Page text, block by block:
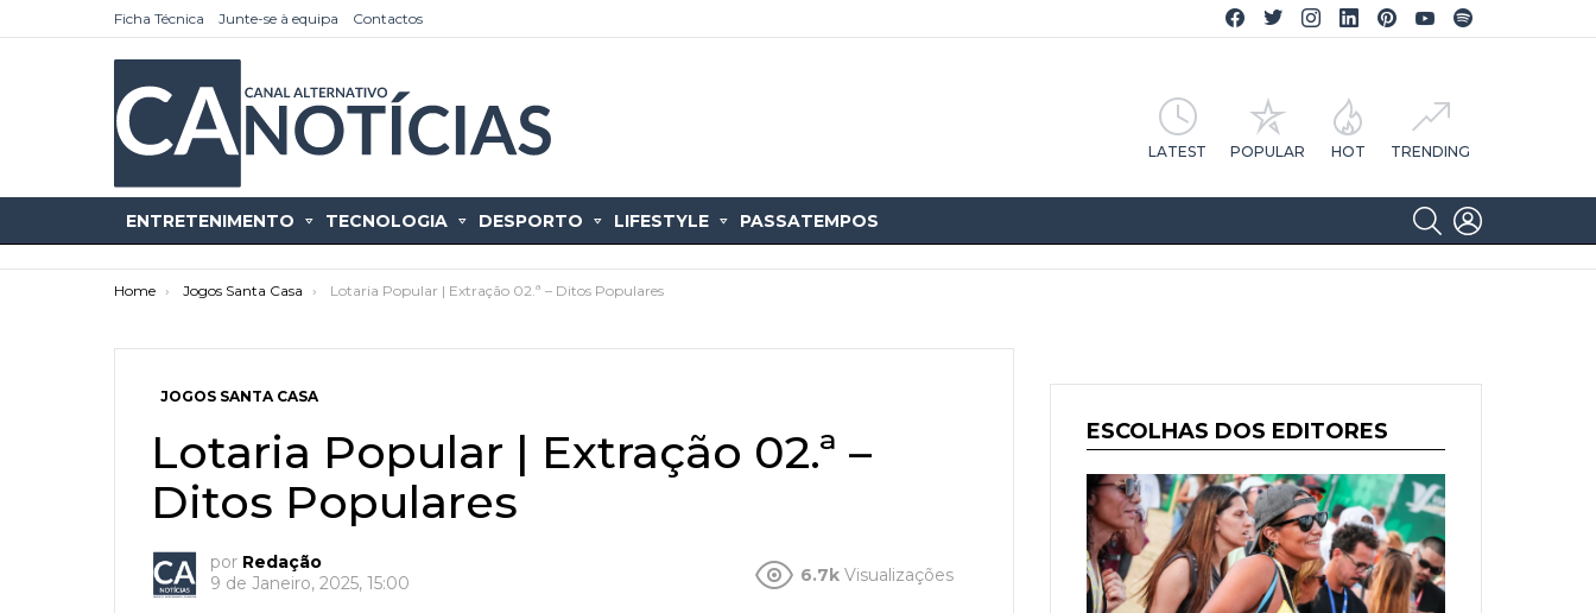
Ficha Técnica Junte-se à equipa Contactos
Facebook CA Notícias
Twitter CA Notícias
Instagram CA Notícias
Linkedin CA Notícias
Pinterest CA Notícias
YouTube CA Notícias
LATEST POPULAR HOT TRENDING
ENTRETENIMENTO TECNOLOGIA DESPORTO LIFESTYLE PASSATEMPOS
SEARCH
You are here:
Home Jogos Santa Casa Lotaria Popular | Extração 02.ª – Ditos Populares
JOGOS SANTA CASA
Lotaria Popular | Extração 02.ª –
Ditos Populares
por Redação
9 de Janeiro, 2025, 15:00
6.7k Visualizações
ESCOLHAS DOS EDITORES